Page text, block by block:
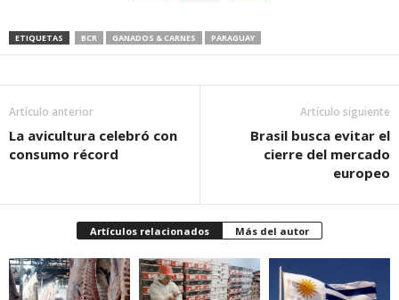
ETIQUETAS BCR GANADOS & CARNES PARAGUAY
Artículo anterior
La avicultura celebró con
consumo récord
Artículo siguiente
Brasil busca evitar el
cierre del mercado
europeo
Artículos relacionados Más del autor